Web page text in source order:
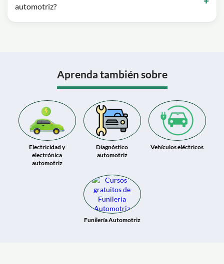
automotriz?
Aprenda también sobre
Electricidad y
electrónica
automotriz
Diagnóstico
automotriz
Vehículos eléctricos
Funilería Automotriz